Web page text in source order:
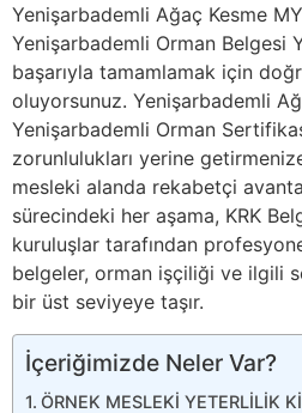
Yenişarbademli Ağaç Kesme
Yenişarbademli Orman Belgesi
başarıyla tamamlamak için
oluyorsunuz. Yenişarbademli
Yenişarbademli Orman
zorunlulukları yerine
mesleki alanda rekabetçi
sürecindeki her aşama, KRK
kuruluşlar tarafından
belgeler, orman işçiliği ve ilgili
bir üst seviyeye taşır.
İçeriğimizde Neler Var?
ÖRNEK MESLEKİ YETERLİLİK